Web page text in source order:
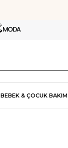
BEBEK & ÇOCUK BAKIM